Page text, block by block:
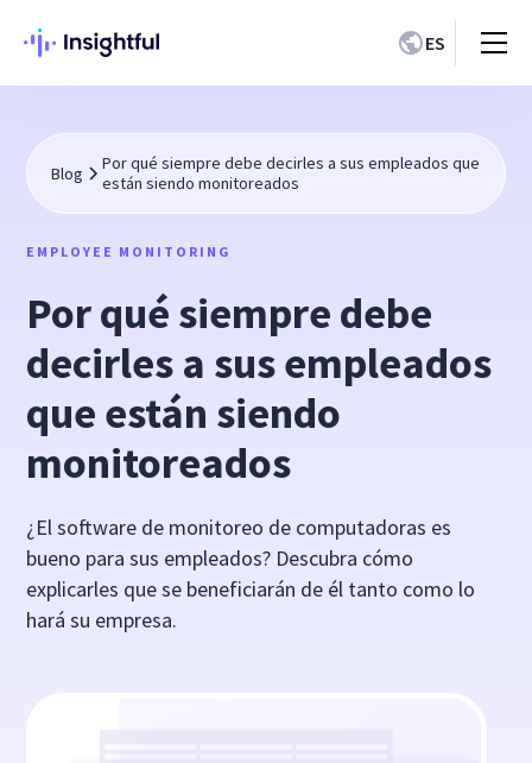
ES
Blog
Por qué siempre debe decirles a sus empleados que
están siendo monitoreados
EMPLOYEE MONITORING
Por qué siempre debe
decirles a sus empleados
que están siendo
monitoreados
¿El software de monitoreo de computadoras es
bueno para sus empleados? Descubra cómo
explicarles que se beneficiarán de él tanto como lo
hará su empresa.